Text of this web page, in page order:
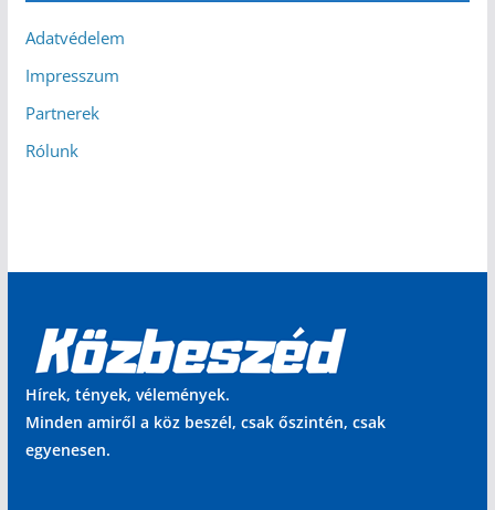
Adatvédelem
Impresszum
Partnerek
Rólunk
Hírek, tények, vélemények.
Minden amiről a köz beszél, csak őszintén, csak
egyenesen.